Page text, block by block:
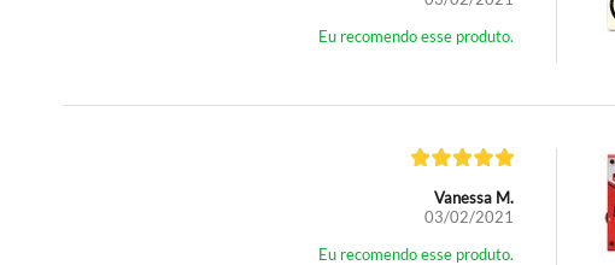
Eu recomendo esse produto.
Vanessa M.
03/02/2021
Eu recomendo esse produto.